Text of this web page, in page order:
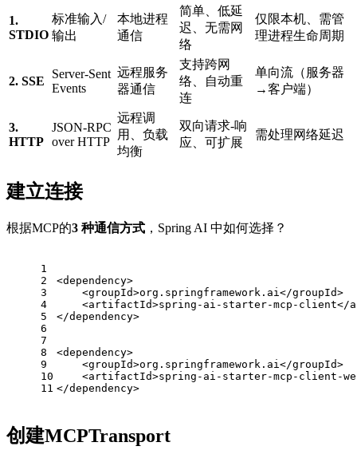
1.
STDIO
标准输入/
输出
本地进程
通信
简单、低延
迟、无需网
络
仅限本机、需管
理进程生命周期
2. SSE
Server-Sent
Events
远程服务
器通信
支持跨网
络、自动重
连
单向流（服务器
→客户端）
3.
HTTP
JSON-RPC
over HTTP
远程调
用、负载
均衡
双向请求-响
应、可扩展
需处理网络延迟
建立连接
根据MCP的3 种通信方式 ，Spring AI 中如何选择？
1
2
3
4
5
6
7
8
9
10
11
<dependency>
<groupId>org.springframework.ai </groupId>
<artifactId>spring-ai-starter-mcp-client</
</dependency>
<dependency>
<groupId>org.springframework.ai </groupId>
<artifactId>spring-ai-starter-mcp-client-
</dependency>
创建MCPTransport